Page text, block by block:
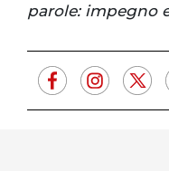
parole: impegno